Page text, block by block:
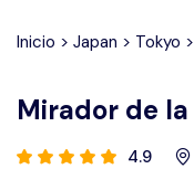
Inicio > Japan > Tokyo >
Mirador de
4.9